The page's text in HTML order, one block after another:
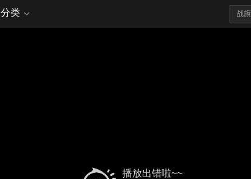
分类
播放出错啦~~